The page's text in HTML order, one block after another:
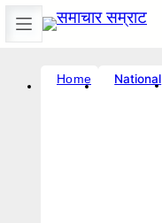
Skip
to
contentHome National